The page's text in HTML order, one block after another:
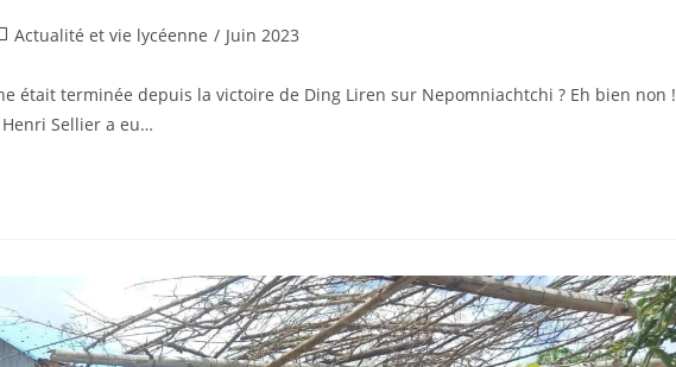
Actualité et vie lycéenne / Juin 2023
était terminée depuis la victoire de Ding Liren sur Nepomniachtchi ? Eh bien non !
Sellier a eu…